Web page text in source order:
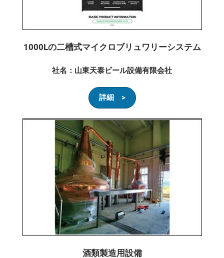
1000Lの二槽式マイクロブリュワリーシステム
社名：山東天泰ビール設備有限会社
詳細 >
酒類製造用設備